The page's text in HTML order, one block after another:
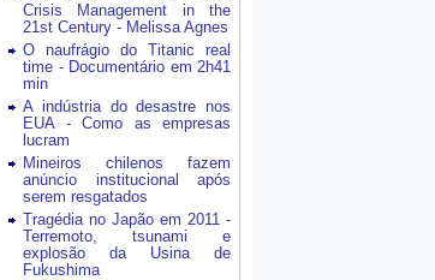
Crisis Management in the
21st Century - Melissa Agnes
O naufrágio do Titanic real
time - Documentário em 2h41
min
A indústria do desastre nos
EUA - Como as empresas
lucram
Mineiros chilenos fazem
anúncio institucional após
serem resgatados
Tragédia no Japão em 2011 -
Terremoto, tsunami e
explosão da Usina de
Fukushima